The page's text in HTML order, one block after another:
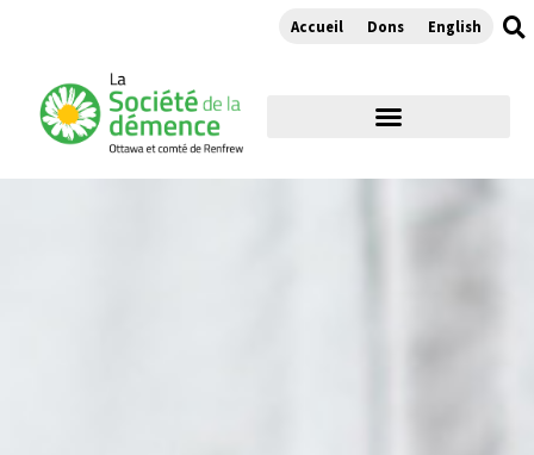
Accueil Dons English